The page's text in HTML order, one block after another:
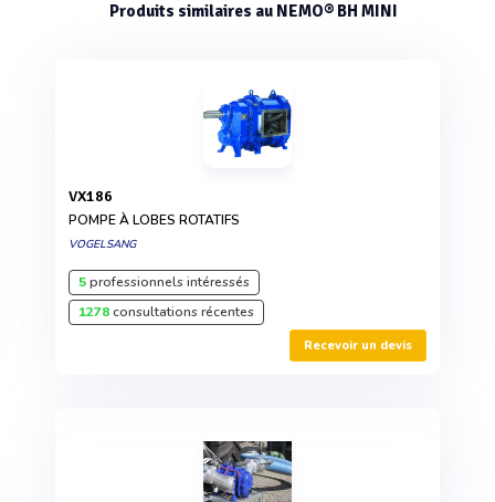
Produits similaires au NEMO® BH MINI
VX186
POMPE À LOBES ROTATIFS
VOGELSANG
5professionnels intéressés
1278consultations récentes
Recevoir un devis